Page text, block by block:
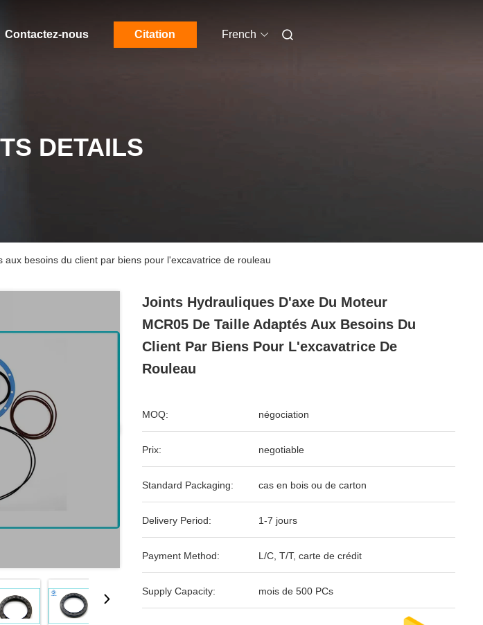
Contactez-nous Citation French
DETAILS
besoins du client par biens pour l'excavatrice de rouleau
Joints Hydrauliques D'axe Du Moteur
MCR05 De Taille Adaptés Aux Besoins Du
Client Par Biens Pour L'excavatrice De
Rouleau
MOQ: négociation
Prix: negotiable
Standard Packaging: cas en bois ou de carton
Delivery Period: 1-7 jours
Payment Method: L/C, T/T, carte de crédit
Supply Capacity: mois de 500 PCs